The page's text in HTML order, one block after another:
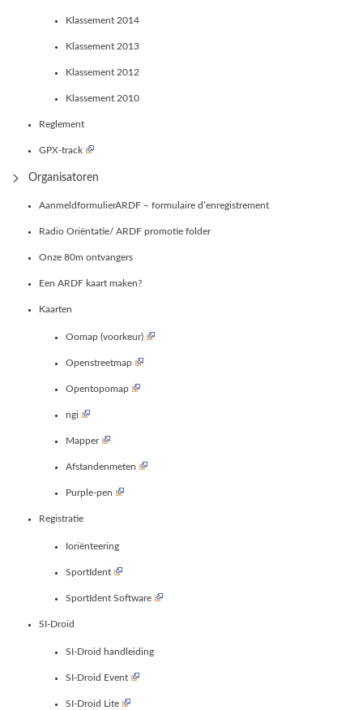
Klassement 2014
Klassement 2013
Klassement 2012
Klassement 2010
Reglement
GPX-track
Organisatoren
AanmeldformulierARDF – formulaire d’enregistrement
Radio Oriëntatie/ ARDF promotie folder
Onze 80m ontvangers
Een ARDF kaart maken?
Kaarten
Oomap (voorkeur)
Openstreetmap
Opentopomap
ngi
Mapper
Afstandenmeten
Purple-pen
Registratie
Ioriënteering
SportIdent
SportIdent Software
SI-Droid
SI-Droid handleiding
SI-Droid Event
SI-Droid Lite